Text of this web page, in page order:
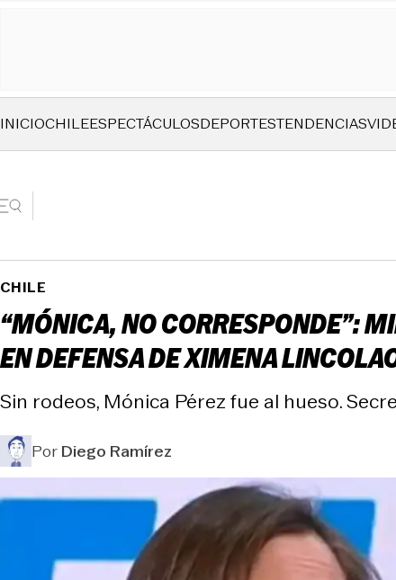
INICIOCHILEESPECTÁCULOSDEPORTESTENDENCIAS
CHILE
“MÓNICA, NO CORRESPONDE”:
EN DEFENSA DE XIMENA
Sin rodeos, Mónica Pérez fue al hueso.
PorDiego Ramírez